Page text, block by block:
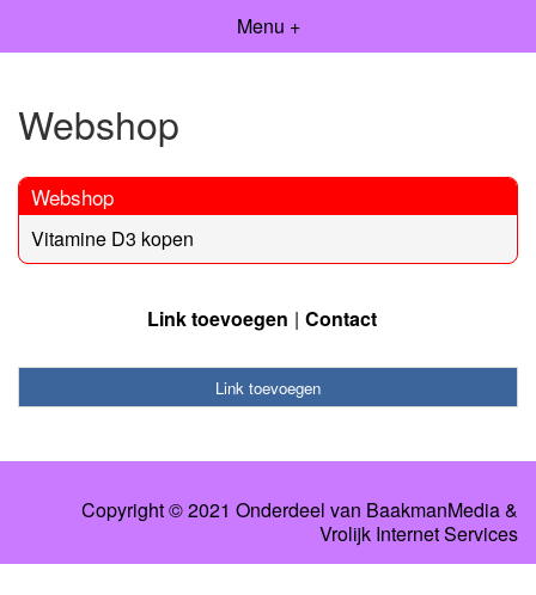
Menu +
Webshop
Webshop
Vitamine D3 kopen
Link toevoegen Contact
Link toevoegen
Copyright © 2021 Onderdeel van BaakmanMedia&
Vrolijk Internet Services